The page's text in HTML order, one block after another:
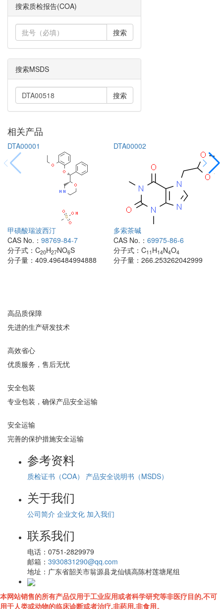
搜索质检报告(COA)
搜索
搜索MSDS
搜索
相关产品
DTA00001
甲磺酸瑞波西汀
CAS No.： 98769-84-7
分子式： C20H27NO6S
分子量： 409.496484994888
DTA00002
多索茶碱
CAS No.： 69975-86-6
分子式： C11 H14N4O4
分子量： 266.253262042999
高品质保障
先进的生产研发技术
高效省心
优质服务，售后无忧
安全包装
专业包装，确保产品安全运输
安全运输
完善的保护措施安全运输
参考资料
质检证书（COA） 产品安全说明书（MSDS）
关于我们
公司简介 企业文化 加入我们
联系我们
电话： 0751-2829979
邮箱： 3930831290@qq.com
地址： 广东省韶关市翁源县龙仙镇高陈村莲塘尾组
本网站销售的所有产品仅用于工业应用或者科学研究等非医疗目的,不可
用于人类或动物的临床诊断或者治疗,非药用,非食用。